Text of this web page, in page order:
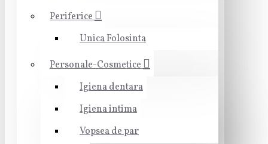
Periferice
Unica Folosinta
Personale-Cosmetice
Igiena dentara
Igiena intima
Vopsea de par